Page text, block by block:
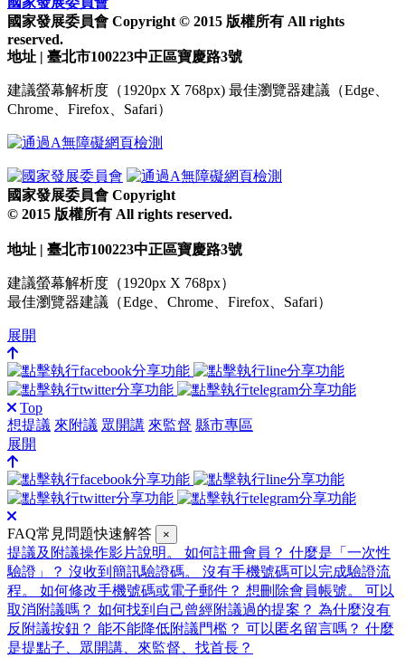
國家發展委員會 Copyright © 2015 版權所有 All rights
reserved.
地址 | 臺北市100223中正區寶慶路3號
建議螢幕解析度（1920px X 768px) 最佳瀏覽器建議（Edge、
Chrome、Firefox、Safari）
國家發展委員會 Copyright
© 2015 版權所有 All rights reserved.
地址 | 臺北市100223中正區寶慶路3號
建議螢幕解析度（1920px X 768px）
最佳瀏覽器建議（Edge、Chrome、Firefox、Safari）
展開
Top
想提議 來附議 眾開講 來監督 縣市專區
展開
FAQ常見問題快速解答 ×
提議及附議操作影片說明。 如何註冊會員？ 什麼是「一次性
驗證」？ 沒收到簡訊驗證碼。 沒有手機號碼可以完成驗證流
程。 如何修改手機號碼或電子郵件？ 想刪除會員帳號。 可以
取消附議嗎？ 如何找到自己曾經附議過的提案？ 為什麼沒有
反附議按鈕？ 能不能降低附議門檻？ 可以匿名留言嗎？ 什麼
是提點子、眾開講、來監督、找首長？